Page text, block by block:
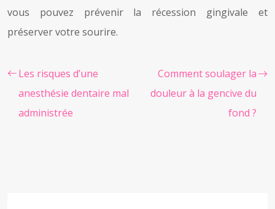
vous pouvez prévenir la récession gingivale et
préserver votre sourire.
Les risques d’une
anesthésie dentaire mal
administrée
Comment soulager la
douleur à la gencive du
fond ?